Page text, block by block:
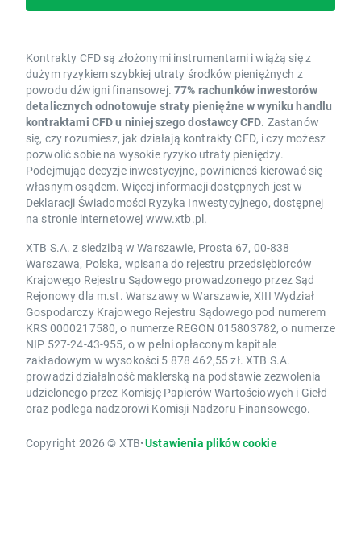
Kontrakty CFD są złożonymi instrumentami i wiążą się z
dużym ryzykiem szybkiej utraty środków pieniężnych z
powodu dźwigni finansowej. 77% rachunków inwestorów
detalicznych odnotowuje straty pieniężne w wyniku handlu
kontraktami CFD u niniejszego dostawcy CFD. Zastanów
się, czy rozumiesz, jak działają kontrakty CFD, i czy możesz
pozwolić sobie na wysokie ryzyko utraty pieniędzy.
Podejmując decyzje inwestycyjne, powinieneś kierować się
własnym osądem. Więcej informacji dostępnych jest w
Deklaracji Świadomości Ryzyka Inwestycyjnego, dostępnej
na stronie internetowej www.xtb.pl.
XTB S.A. z siedzibą w Warszawie, Prosta 67, 00-838
Warszawa, Polska, wpisana do rejestru przedsiębiorców
Krajowego Rejestru Sądowego prowadzonego przez Sąd
Rejonowy dla m.st. Warszawy w Warszawie, XIII Wydział
Gospodarczy Krajowego Rejestru Sądowego pod numerem
KRS 0000217580, o numerze REGON 015803782, o numerze
NIP 527-24-43-955, o w pełni opłaconym kapitale
zakładowym w wysokości 5 878 462,55 zł. XTB S.A.
prowadzi działalność maklerską na podstawie zezwolenia
udzielonego przez Komisję Papierów Wartościowych i Giełd
oraz podlega nadzorowi Komisji Nadzoru Finansowego.
Copyright 2026 © XTB•Ustawienia plików cookie